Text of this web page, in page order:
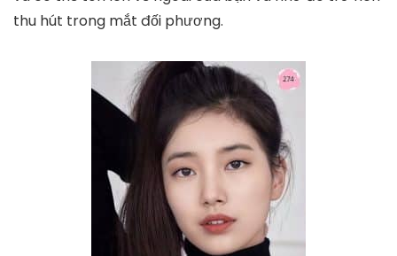
Son kem Nars Airmatte Lip Color, NARS
590.000 ₫
TỚI NƠI BÁN
4. Mẫu Lancome 274